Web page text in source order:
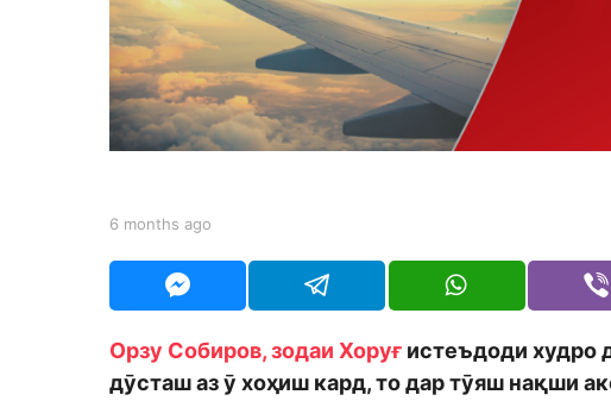
n
t
h
s
a
b
S
o
d
m
o
6 months ago
t
s
a
Орзу Собиров, зодаи Хоруғ истеъдоди худро
дӯсташ аз ӯ хоҳиш кард, то дар тӯяш нақши